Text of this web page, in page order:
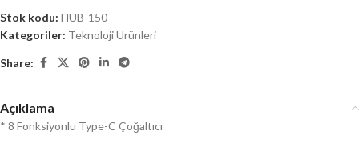
Stok kodu: HUB-150
Kategoriler: Teknoloji Ürünleri
Share:
Açıklama
* 8 Fonksiyonlu Type-C Çoğaltıcı